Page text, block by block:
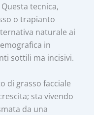
tecnica,
o trapianto
naturale ai
in
sottili ma incisivi.
di grasso facciale
sta vivendo
da una